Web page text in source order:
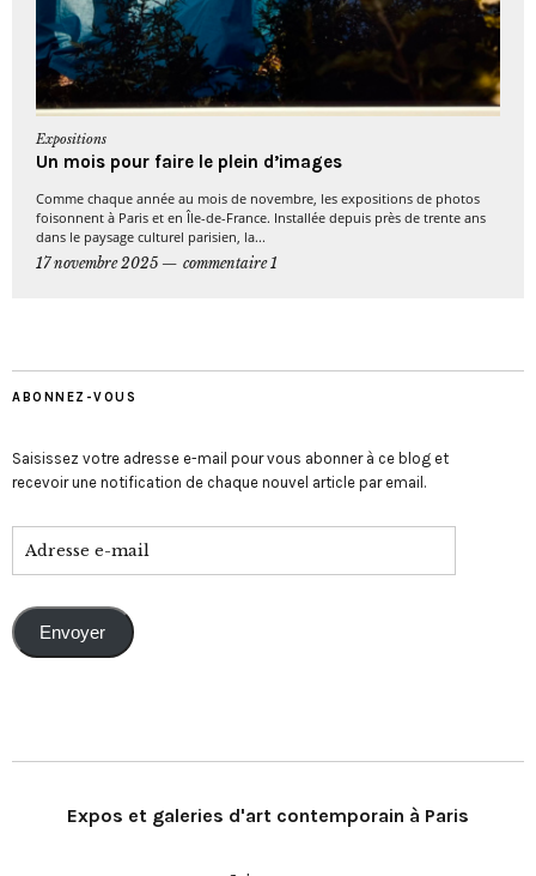
Expositions
Un mois pour faire le plein d’images
Comme chaque année au mois de novembre, les expositions de photos
foisonnent à Paris et en Île-de-France. Installée depuis près de trente ans
dans le paysage culturel parisien, la...
17 novembre 2025
commentaire 1
ABONNEZ-VOUS
Saisissez votre adresse e-mail pour vous abonner à ce blog et
recevoir une notification de chaque nouvel article par email.
Envoyer
Expos et galeries d'art contemporain à Paris